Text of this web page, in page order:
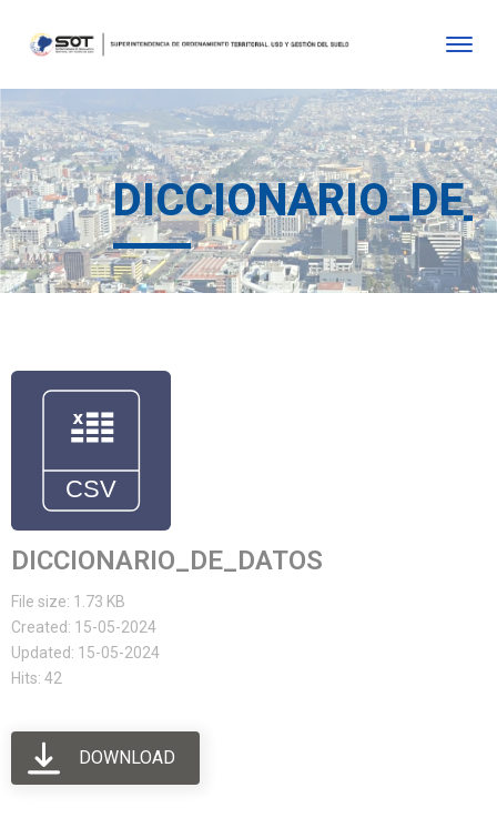
DICCIONARIO_DE_DATOS
File size: 1.73 KB
Created: 15-05-2024
Updated: 15-05-2024
Hits: 42
DOWNLOAD